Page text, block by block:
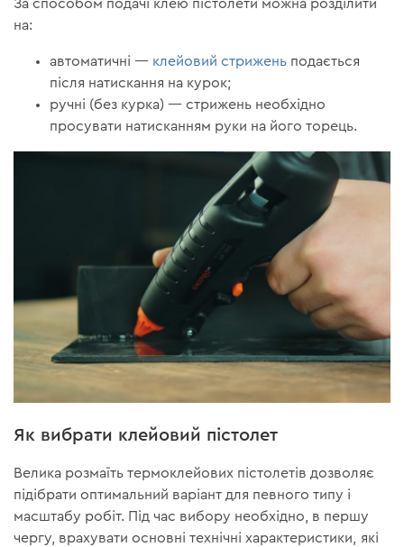
За способом подачі клею пістолети можна розділити
на:
автоматичні — клейовий стрижень подається
після натискання на курок;
ручні (без курка) — стрижень необхідно
просувати натисканням руки на його торець.
Як вибрати клейовий пістолет
Велика розмаїть термоклейових пістолетів дозволяє
підібрати оптимальний варіант для певного типу і
масштабу робіт. Під час вибору необхідно, в першу
чергу, врахувати основні технічні характеристики, які